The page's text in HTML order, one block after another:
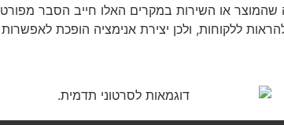
שהמוצר או השירות במקרים האלו חייב הסבר מפורט
ללקוחות, ולכן יצירת אנימציה הופכת לאפשרות